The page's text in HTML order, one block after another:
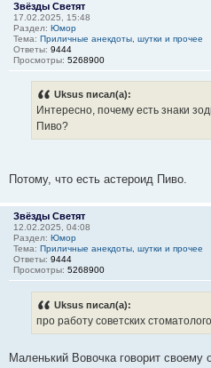
Звёзды Светят
17.02.2025, 15:48
Раздел: Юмор
Тема: Приличные анекдоты, шутки и прочее
Ответы: 9444
Просмотры: 5268900
Uksus писал(а):
Интересно, почему есть знаки
Пиво?
Потому, что есть астероид Пиво.
Звёзды Светят
12.02.2025, 04:08
Раздел: Юмор
Тема: Приличные анекдоты, шутки и прочее
Ответы: 9444
Просмотры: 5268900
Uksus писал(а):
про работу советских
Маленький Вовочка говорит своему